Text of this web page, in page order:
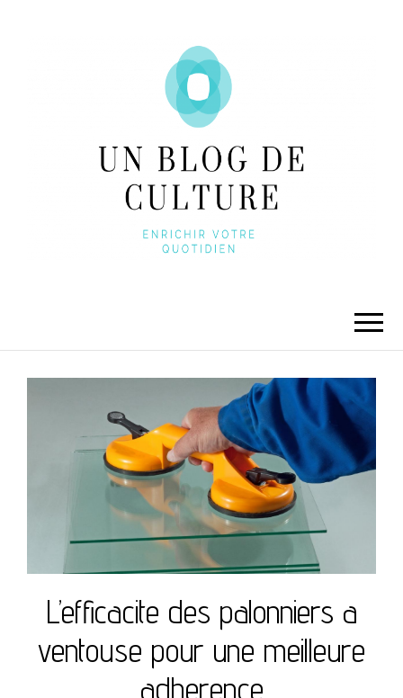
L’efficacite des palonniers a
ventouse pour une meilleure
adherence